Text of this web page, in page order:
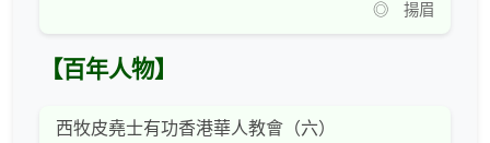
◎ 揚眉
【百年人物】
西牧皮堯士有功香港華人教會（六）